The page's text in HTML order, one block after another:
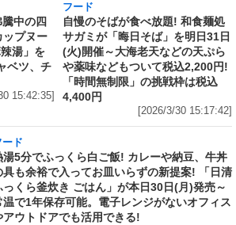
中の四
ップヌー
湯」を
ベツ、チ
15:42:35]
フード
自慢のそばが食べ放題! 和食麺処
サガミが「晦日そば」を明日31日
(火)開催～大海老天などの天ぷら
や薬味などもついて税込2,200円!
「時間無制限」の挑戦枠は税込
4,400円
[2026/3/30 15:17:42]
ード
湯5分でふっくら白ご飯! カレーや納豆、牛丼
具も余裕で入ってお皿いらずの新提案! 「日清
っくら釜炊き ごはん」が本日30日(月)発売～
温で1年保存可能。電子レンジがないオフィス
アウトドアでも活用できる!